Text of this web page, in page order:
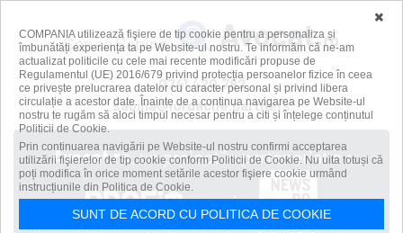
Sonea Sabina
0741.420.792
sabina@iordache.partners
Avocat.ro, un proiect în parteneriat cu
și
×
COMPANIA utilizează fişiere de tip cookie pentru a personaliza și
îmbunătăți experiența ta pe Website-ul nostru. Te informăm că ne-am
actualizat politicile cu cele mai recente modificări propuse de
Regulamentul (UE) 2016/679 privind protecția persoanelor fizice în ceea
ce privește prelucrarea datelor cu caracter personal și privind libera
circulație a acestor date. Înainte de a continua navigarea pe Website-ul
nostru te rugăm să aloci timpul necesar pentru a citi și înțelege conținutul
Politicii de Cookie.
Prin continuarea navigării pe Website-ul nostru confirmi acceptarea
utilizării fişierelor de tip cookie conform Politicii de Cookie. Nu uita totuși că
poți modifica în orice moment setările acestor fişiere cookie urmând
instrucțiunile din Politica de Cookie.
SUNT DE ACORD CU POLITICA DE COOKIE